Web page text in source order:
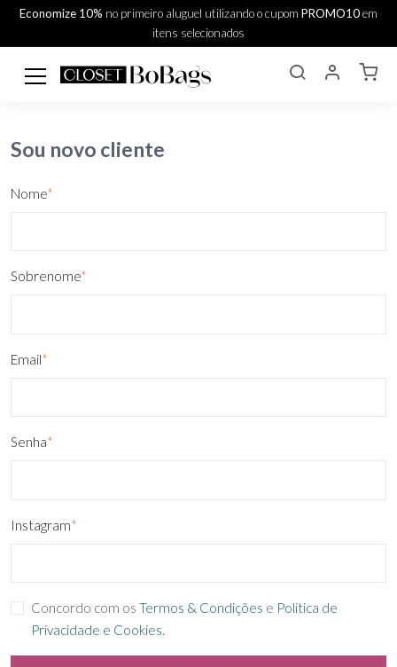
Economize 10% no primeiro aluguel utilizando o cupom PROMO10em
itens selecionados
Sou novo cliente
Nome*
Sobrenome*
Email*
Senha*
Instagram*
Concordo com os Termos & Condições e Política de
Privacidade e Cookies.